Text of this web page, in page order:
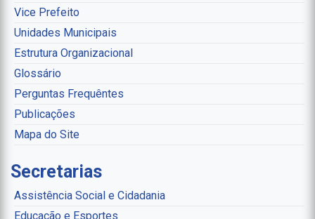
Vice Prefeito
Unidades Municipais
Estrutura Organizacional
Glossário
Perguntas Frequêntes
Publicações
Mapa do Site
Secretarias
Assistência Social e Cidadania
Educação e Esportes